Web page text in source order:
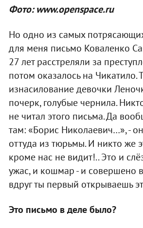
Фото: www.openspace.ru
Но одно из самых
для меня письмо Коваленко
27 лет расстреляли за
потом оказалось на Чикатило.
изнасилование девочки
почерк, голубые чернила.
не читал этого письма. Да
там: «Борис Николаевич…», -
оттуда из тюрьмы. И никто же
кроме нас не видит!.. Это и
ужас, и кошмар - и совершено
вдруг ты первый открываешь
Это письмо в деле было?